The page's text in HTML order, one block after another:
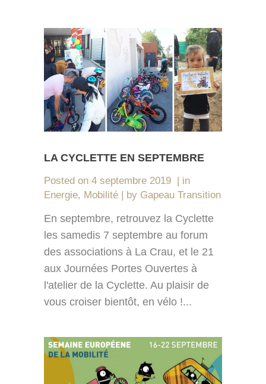
LA CYCLETTE EN SEPTEMBRE
Posted on 4 septembre 2019
in
Energie, Mobilité by Gapeau Transition
En septembre, retrouvez la Cyclette
les samedis 7 septembre au forum
des associations à La Crau, et le 21
aux Journées Portes Ouvertes à
l'atelier de la Cyclette. Au plaisir de
vous croiser bientôt, en vélo !...